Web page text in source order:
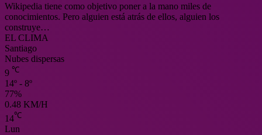
Wikipedia tiene como objetivo poner a la mano miles de
conocimientos. Pero alguien está atrás de ellos, alguien los
construye…
EL CLIMA
Santiago
Nubes dispersas
9 ℃
14º - 8º
77%
0.48 KM/H
14℃
Lun